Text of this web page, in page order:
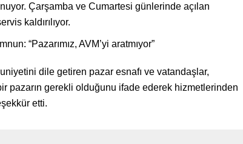
Çarşamba ve Cumartesi günlerinde açılan
kaldırılıyor.
“Pazarımız, AVM’yi aratmıyor”
dile getiren pazar esnafı ve vatandaşlar,
pazarın gerekli olduğunu ifade ederek hizmetlerinden
etti.